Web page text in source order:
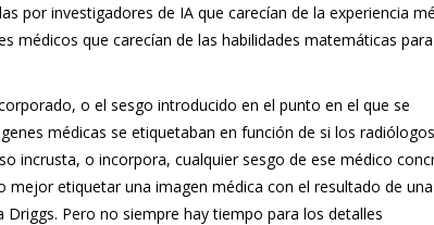
por investigadores de IA que carecían de la experiencia
médicos que carecían de las habilidades matemáticas para
o el sesgo introducido en el punto en el que se
médicas se etiquetaban en función de si los
incrusta, o incorpora, cualquier sesgo de ese médico
etiquetar una imagen médica con el resultado de una
Pero no siempre hay tiempo para los detalles